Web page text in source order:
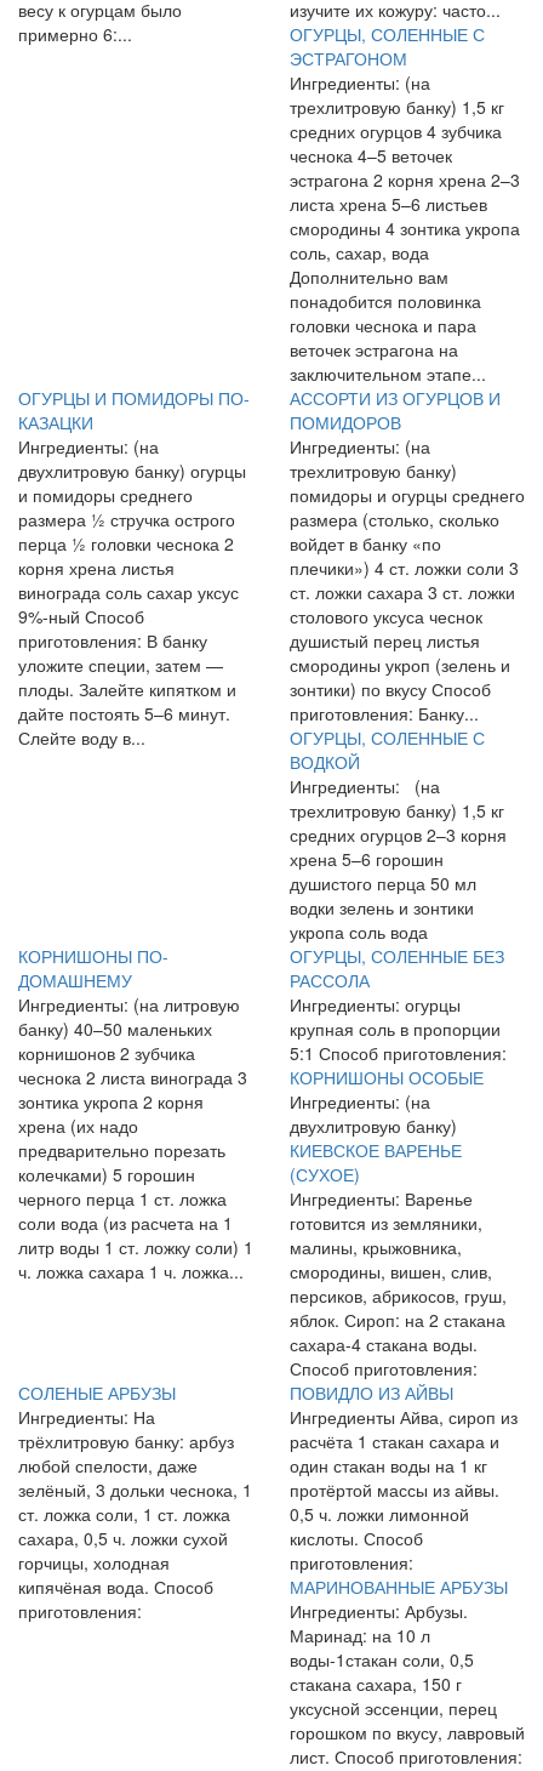
весу к огурцам было
примерно 6:...
изучите их кожуру: часто...
ОГУРЦЫ, СОЛЕННЫЕ С
ЭСТРАГОНОМ
Ингредиенты: (на
трехлитровую банку) 1,5 кг
средних огурцов 4 зубчика
чеснока 4–5 веточек
эстрагона 2 корня хрена 2–3
листа хрена 5–6 листьев
смородины 4 зонтика укропа
соль, сахар, вода
Дополнительно вам
понадобится половинка
головки чеснока и пара
веточек эстрагона на
заключительном этапе...
ОГУРЦЫ И ПОМИДОРЫ ПО-
КАЗАЦКИ
Ингредиенты: (на
двухлитровую банку) огурцы
и помидоры среднего
размера ½ стручка острого
перца ½ головки чеснока 2
корня хрена листья
винограда соль сахар уксус
9%-ный Способ
приготовления: В банку
уложите специи, затем —
плоды. Залейте кипятком и
дайте постоять 5–6 минут.
Слейте воду в...
АССОРТИ ИЗ ОГУРЦОВ И
ПОМИДОРОВ
Ингредиенты: (на
трехлитровую банку)
помидоры и огурцы среднего
размера (столько, сколько
войдет в банку «по
плечики») 4 ст. ложки соли 3
ст. ложки сахара 3 ст. ложки
столового уксуса чеснок
душистый перец листья
смородины укроп (зелень и
зонтики) по вкусу Способ
приготовления: Банку...
ОГУРЦЫ, СОЛЕННЫЕ С
ВОДКОЙ
Ингредиенты: (на
трехлитровую банку) 1,5 кг
средних огурцов 2–3 корня
хрена 5–6 горошин
душистого перца 50 мл
водки зелень и зонтики
укропа соль вода
КОРНИШОНЫ ПО-
ДОМАШНЕМУ
Ингредиенты: (на литровую
банку) 40–50 маленьких
корнишонов 2 зубчика
чеснока 2 листа винограда 3
зонтика укропа 2 корня
хрена (их надо
предварительно порезать
колечками) 5 горошин
черного перца 1 ст. ложка
соли вода (из расчета на 1
литр воды 1 ст. ложку соли) 1
ч. ложка сахара 1 ч. ложка...
ОГУРЦЫ, СОЛЕННЫЕ БЕЗ
РАССОЛА
Ингредиенты: огурцы
крупная соль в пропорции
5:1 Способ приготовления:
КОРНИШОНЫ ОСОБЫЕ
Ингредиенты: (на
двухлитровую банку)
КИЕВСКОЕ ВАРЕНЬЕ
(СУХОЕ)
Ингредиенты: Варенье
готовится из земляники,
малины, крыжовника,
смородины, вишен, слив,
персиков, абрикосов, груш,
яблок. Сироп: на 2 стакана
сахара-4 стакана воды.
Способ приготовления:
СОЛЕНЫЕ АРБУЗЫ
Ингредиенты: На
трёхлитровую банку: арбуз
любой спелости, даже
зелёный, 3 дольки чеснока, 1
ст. ложка соли, 1 ст. ложка
сахара, 0,5 ч. ложки сухой
горчицы, холодная
кипячёная вода. Способ
приготовления:
ПОВИДЛО ИЗ АЙВЫ
Ингредиенты Айва, сироп из
расчёта 1 стакан сахара и
один стакан воды на 1 кг
протёртой массы из айвы.
0,5 ч. ложки лимонной
кислоты. Способ
приготовления:
МАРИНОВАННЫЕ АРБУЗЫ
Ингредиенты: Арбузы.
Маринад: на 10 л
воды-1стакан соли, 0,5
стакана сахара, 150 г
уксусной эссенции, перец
горошком по вкусу, лавровый
лист. Способ приготовления: